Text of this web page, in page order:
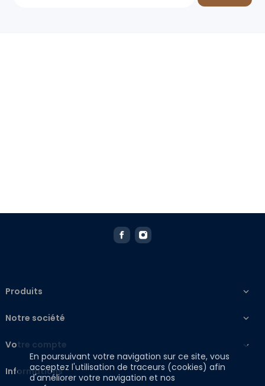
En poursuivant votre navigation sur ce site, vous
acceptez l'utilisation de traceurs (cookies) afin
d'améliorer votre navigation et nos
Produits 
Notre société 
Votre compte 
Informations